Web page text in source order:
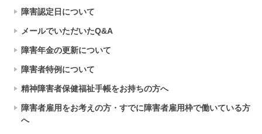
障害認定日について
メールでいただいたQ&A
障害年金の更新について
障害者特例について
精神障害者保健福祉手帳をお持ちの方へ
障害者雇用をお考えの方・すでに障害者雇用枠で働いている方
へ